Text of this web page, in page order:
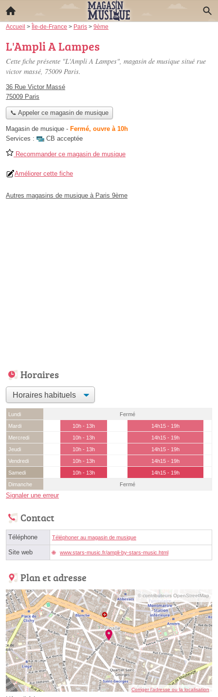
Accueil > Île-de-France > Paris > 9ème
L'Ampli A Lampes
Cette fiche présente "L'Ampli A Lampes", magasin de musique situé rue
victor massé, 75009 Paris.
36 Rue Victor Massé
75009 Paris
📞 Appeler ce magasin de musique
Magasin de musique - Fermé, ouvre à 10h
Services :
CB acceptée
Recommander ce magasin de musique
Améliorer cette fiche
Autres magasins de musique à Paris 9ème
Horaires
Lundi
Fermé
Mardi
10h - 13h
14h15 - 19h
Mercredi
10h - 13h
14h15 - 19h
Jeudi
10h - 13h
14h15 - 19h
Vendredi
10h - 13h
14h15 - 19h
Samedi
10h - 13h
14h15 - 19h
Dimanche
Fermé
Signaler une erreur
Contact
Téléphone Téléphoner au magasin de musique
Site web www.stars-music.fr/ampli-by-stars-music.html
Plan et adresse
© contributeurs OpenStreetMap
Corriger l’adresse ou la localisation